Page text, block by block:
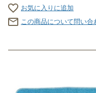
お気に入りに追加
この商品について問い合